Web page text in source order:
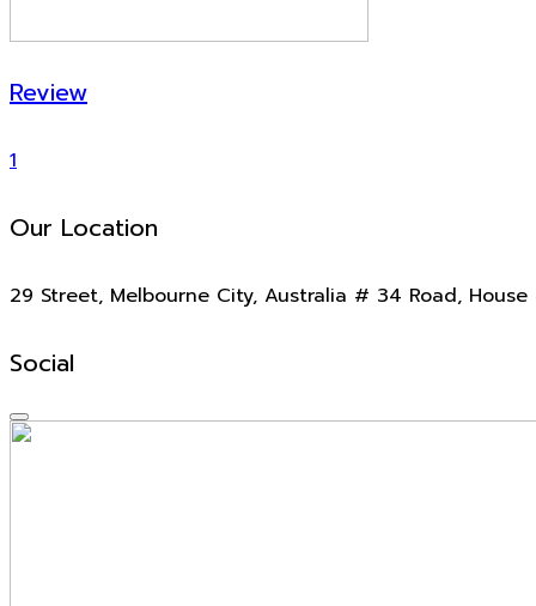
Review
1
Our Location
29 Street, Melbourne City, Australia # 34 Road, House
Social